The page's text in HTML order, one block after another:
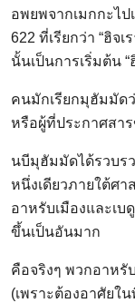
อพยพจากเมกกะไ
622 ที่เรียกว่า “ฮิจ
นั้นเป็นการเริ่มต้น
คนมักเรียกมุฮัมมัด
หรือผู้ที่ประกาศสาร
นบีมุฮัมมัดได้รวบร
หนึ่งเดียวภายใต้ศ
อาหรับเมืองและเ
ขึ้นเป็นอันมาก
คือจริงๆ พวกอาหรั
(เพราะต้องอาศัยใ